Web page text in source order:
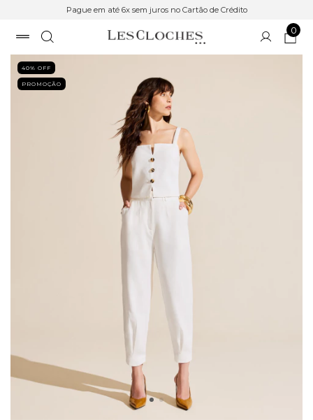
Pague em até 6x sem juros no Cartão de Crédito
0
40% OFF
PROMOÇÃO